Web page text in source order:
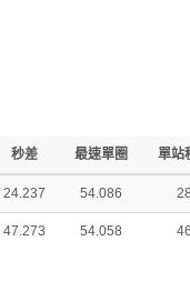
秒差 最速單圈 單站
24.237 54.086 28
47.273 54.058 46